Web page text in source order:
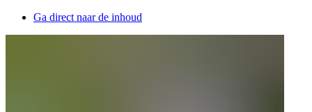
Ga direct naar de inhoud